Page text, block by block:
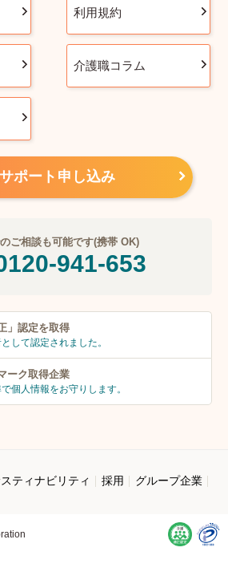
利用規約
介護職コラム
ポート申し込み
ご相談も可能です(携帯 OK)
941-653
」 認定を取得
として認定されました。
ーク取得企業
個人情報をお守りします。
ティナビリティ 採用
グループ企業